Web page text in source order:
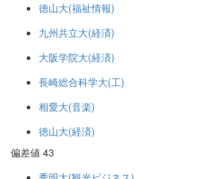
徳山大(福祉情報)
九州共立大(経済)
大阪学院大(経済)
長崎総合科学大(工)
相愛大(音楽)
徳山大(経済)
偏差値 43